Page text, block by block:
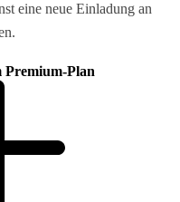
eine neue Einladung an
Premium-Plan